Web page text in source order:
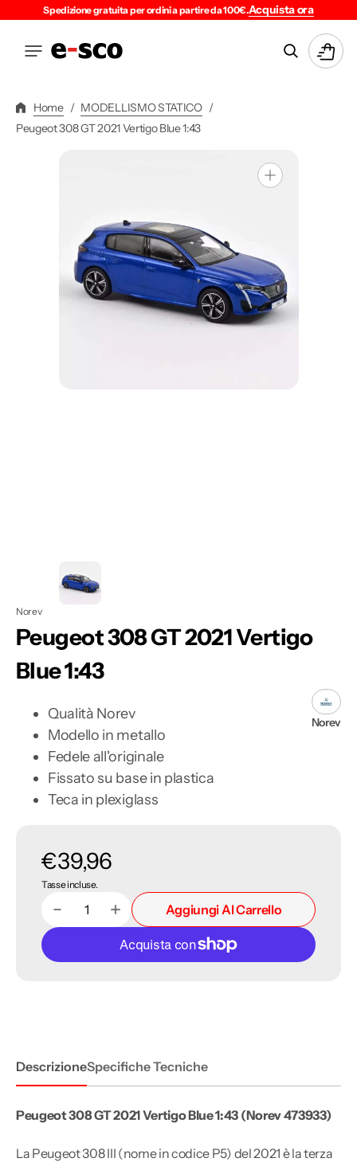
Spedizione gratuita per ordini a partire da 100€.Acquista ora
Carrello
Home / MODELLISMO STATICO /
Peugeot 308 GT 2021 Vertigo Blue 1:43
Norev
Peugeot 308 GT 2021 Vertigo
Blue 1:43
Qualità Norev
Modello in metallo
Fedele all'originale
Fissato su base in plastica
Teca in plexiglass
Norev
Prezzo
di
listino
€39,96
Tasse incluse.
Diminuisci
quantità
308
Quantità
Aumenta
quantità
per
Peugeot
308
Aggiungi Al Carrello
DescrizioneSpecifiche Tecniche
Peugeot 308 GT 2021 Vertigo Blue 1:43 (Norev 473933)
La Peugeot 308 III (nome in codice P5) del 2021 è la terza